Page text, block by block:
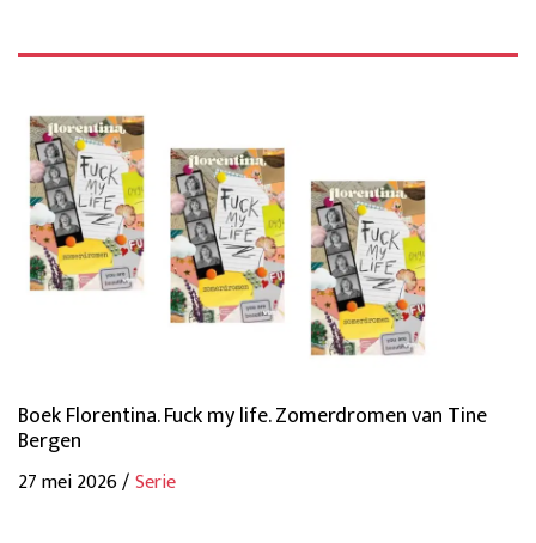
Boek Florentina. Fuck my life. Zomerdromen van Tine
Bergen
27 mei 2026 /Serie